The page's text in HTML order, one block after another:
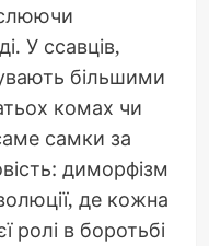
У ссавців,
більшими
комах чи
самки за
диморфізм
де кожна
ролі в боротьбі